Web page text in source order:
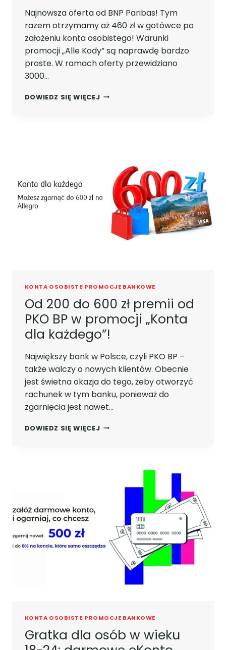
Najnowsza oferta od BNP Paribas! Tym
razem otrzymamy aż 460 zł w gotówce po
założeniu konta osobistego! Warunki
promocji „Alle Kody” są naprawdę bardzo
proste. W ramach oferty przewidziano
3000…
DOWIEDZ SIĘ WIĘCEJPROMOCJA
GOTÓWCE
ZAŁOŻENIU
KONTA
OSOBISTEGO!
KONTA OSOBISTE|PROMOCJE BANKOWE
Od 200 do 600 zł premii od
PKO BP w promocji „Konta
dla każdego”!
Największy bank w Polsce, czyli PKO BP –
także walczy o nowych klientów. Obecnie
jest świetna okazja do tego, żeby otworzyć
rachunek w tym banku, ponieważ do
zgarnięcia jest nawet…
DOWIEDZ SIĘ WIĘCEJOD
PROMOCJI
„KONTA
DLA
KAŻDEGO”!
KONTA OSOBISTE|PROMOCJE BANKOWE
Gratka dla osób w wieku